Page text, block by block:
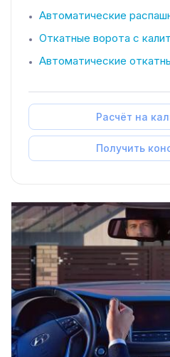
Автоматические
Откатные ворота с
Автоматические
Расчёт на
Получить